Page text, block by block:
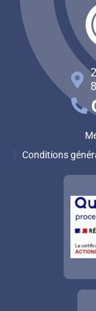
Conditions